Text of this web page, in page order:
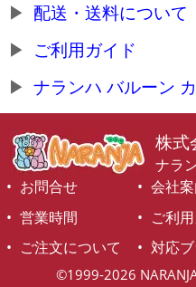
配送・送料について
ご利用ガイド
ナランハ バルーン
株式
ナラ
お問合せ
会社
営業時間
ご利
ご注文について
対応
©1999-2026